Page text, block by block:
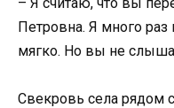
Петровна. Я много раз
мягко. Но вы не
Свекровь села рядом